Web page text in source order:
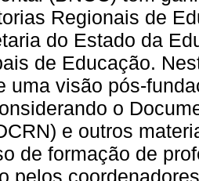
Regionais de
do Estado da
de Educação.
uma visão pós-
o
e outros
de formação de
pelos